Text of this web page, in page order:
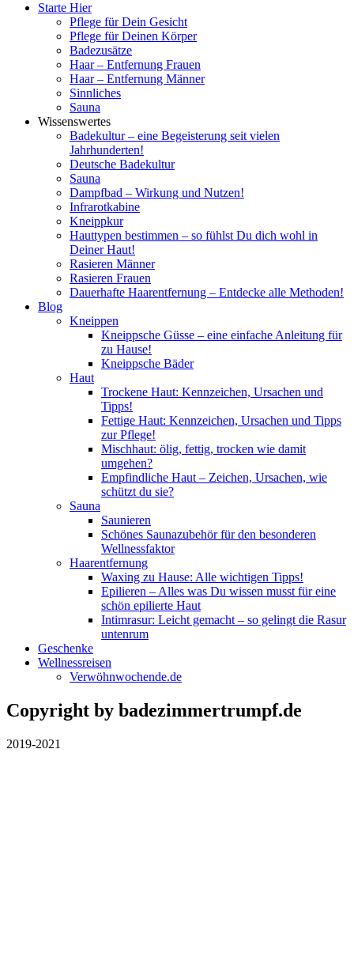
Starte Hier
Pflege für Dein Gesicht
Pflege für Deinen Körper
Badezusätze
Haar – Entfernung Frauen
Haar – Entfernung Männer
Sinnliches
Sauna
Wissenswertes
Badekultur – eine Begeisterung seit vielen
Jahrhunderten!
Deutsche Badekultur
Sauna
Dampfbad – Wirkung und Nutzen!
Infrarotkabine
Kneippkur
Hauttypen bestimmen – so fühlst Du dich wohl in
Deiner Haut!
Rasieren Männer
Rasieren Frauen
Dauerhafte Haarentfernung – Entdecke alle Methoden!
Blog
Kneippen
Kneippsche Güsse – eine einfache Anleitung für
zu Hause!
Kneippsche Bäder
Haut
Trockene Haut: Kennzeichen, Ursachen und
Tipps!
Fettige Haut: Kennzeichen, Ursachen und Tipps
zur Pflege!
Mischhaut: ölig, fettig, trocken wie damit
umgehen?
Empfindliche Haut – Zeichen, Ursachen, wie
schützt du sie?
Sauna
Saunieren
Schönes Saunazubehör für den besonderen
Wellnessfaktor
Haarentfernung
Waxing zu Hause: Alle wichtigen Tipps!
Epilieren – Alles was Du wissen musst für eine
schön epilierte Haut
Intimrasur: Leicht gemacht – so gelingt die Rasur
untenrum
Geschenke
Wellnessreisen
Verwöhnwochende.de
Copyright by badezimmertrumpf.de
2019-2021